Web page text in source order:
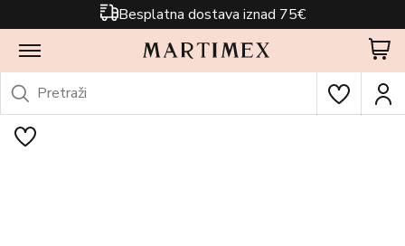
Besplatna dostava iznad 75€